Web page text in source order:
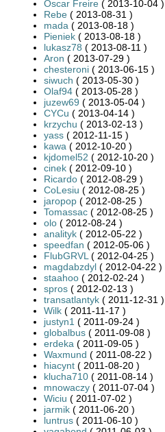
Oscar Freire ( 2013-10-04 )
Rebe ( 2013-08-31 )
mada ( 2013-08-18 )
Pieniek ( 2013-08-18 )
lukasz78 ( 2013-08-11 )
Aron ( 2013-07-29 )
chesteroni ( 2013-06-15 )
siwuch ( 2013-05-30 )
Olaf94 ( 2013-05-28 )
juzew69 ( 2013-05-04 )
CYCu ( 2013-04-14 )
krzychu ( 2013-02-13 )
yass ( 2012-11-15 )
kawa ( 2012-10-20 )
kjdomel52 ( 2012-10-20 )
cinek ( 2012-09-10 )
Ricardo ( 2012-08-29 )
CoLesiu ( 2012-08-25 )
jaropop ( 2012-08-25 )
Tomassac ( 2012-08-25 )
olo ( 2012-08-24 )
analityk ( 2012-05-22 )
speedfan ( 2012-05-06 )
FlubGRVL ( 2012-04-25 )
magdabzdyl ( 2012-04-22 )
staahoo ( 2012-02-24 )
spros ( 2012-02-13 )
transatlantyk ( 2011-12-31 )
Wilk ( 2011-11-17 )
justyn1 ( 2011-09-24 )
globalbus ( 2011-09-08 )
erdeka ( 2011-09-05 )
Waxmund ( 2011-08-22 )
hiacynt ( 2011-08-20 )
klucha710 ( 2011-08-14 )
mnowaczy ( 2011-07-04 )
Wiciu ( 2011-07-02 )
jarmik ( 2011-06-20 )
luntrus ( 2011-06-10 )